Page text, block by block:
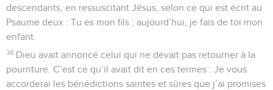
descendants, en ressuscitant Jésus, selon ce qui est écrit au
Psaume deux : Tu es mon fils ; aujourd’hui, je fais de toi mon
enfant.
34 Dieu avait annoncé celui qui ne devait pas retourner à la
pourriture. C’est ce qu’il avait dit en ces termes : Je vous
accorderai les bénédictions saintes et sûres que j’ai promises